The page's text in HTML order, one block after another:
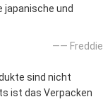
japanische und
—— Freddie
sind nicht
ist das Verpacken